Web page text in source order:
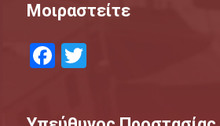
Μοιραστείτε
Facebook